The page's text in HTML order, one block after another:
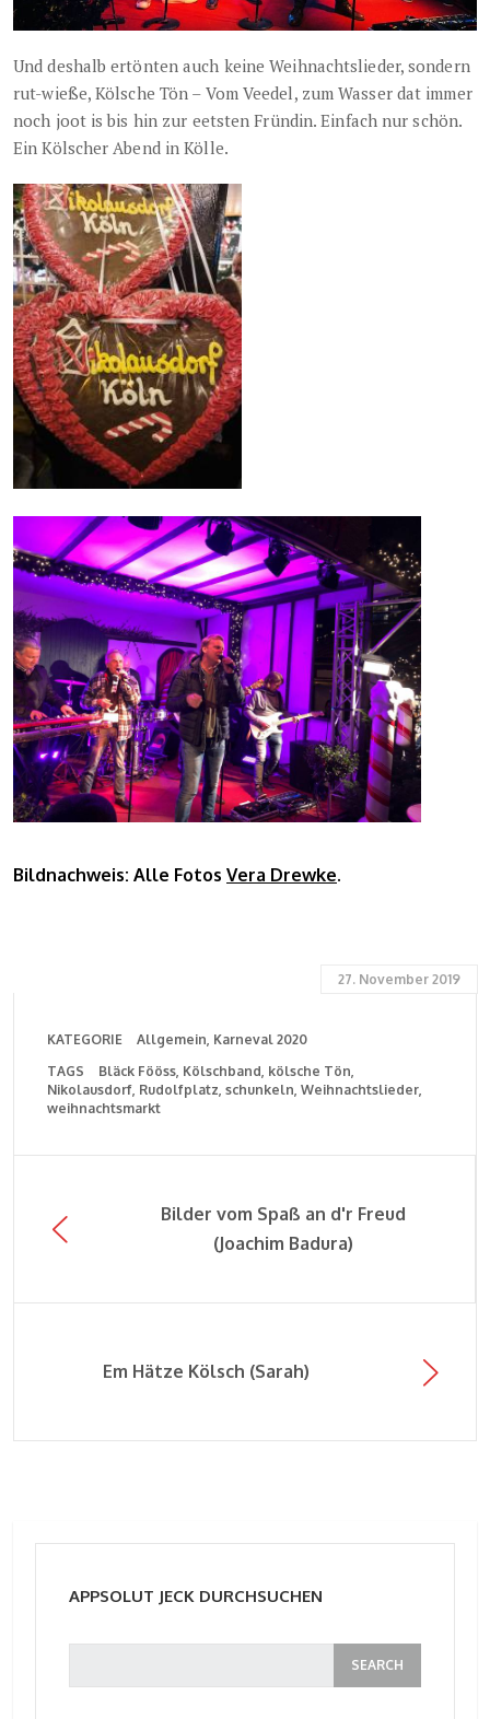
Und deshalb ertönten auch keine Weihnachtslieder, sondern
rut-wieße, Kölsche Tön – Vom Veedel, zum Wasser dat immer
noch joot is bis hin zur eetsten Fründin. Einfach nur schön.
Ein Kölscher Abend in Kölle.
Bildnachweis: Alle Fotos Vera Drewke.
27. November 2019
KATEGORIE Allgemein Karneval 2020
TAGS
Bläck Fööss Kölschband kölsche Tön
Nikolausdorf Rudolfplatz schunkeln Weihnachtslieder
weihnachtsmarkt
Bilder vom Spaß an d'r Freud
(Joachim Badura)
Em Hätze Kölsch (Sarah)
APPSOLUT JECK DURCHSUCHEN